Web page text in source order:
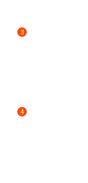
3
4